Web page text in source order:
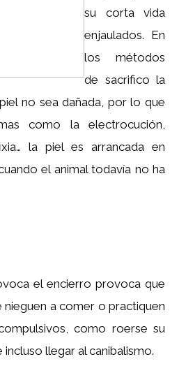
su corta vida
enjaulados. En
los métodos
de sacrifico la
no sea dañada, por lo que
como la electrocución,
la piel es arrancada en
el animal todavía no ha
el encierro provoca que
nieguen a comer o practiquen
como roerse su
llegar al canibalismo.